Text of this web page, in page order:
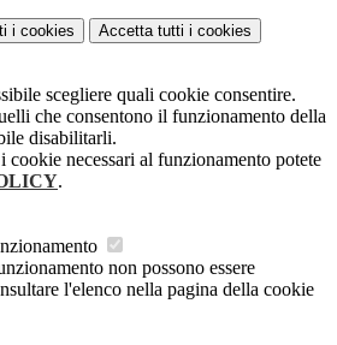
i cookies Accetta tutti i cookies
scegliere quali cookie consentire.
che consentono il funzionamento della
disabilitarli.
cookie necessari al funzionamento potete
.
non possono essere
l'elenco nella pagina della cookie